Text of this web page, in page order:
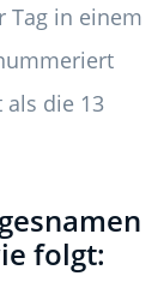
Tag in einem
als die 13
folgt: